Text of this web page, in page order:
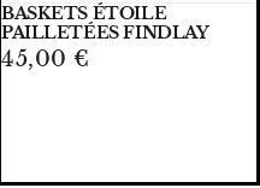
BASKETS ÉTOILE
PAILLETÉES FINDLAY
45,00 €